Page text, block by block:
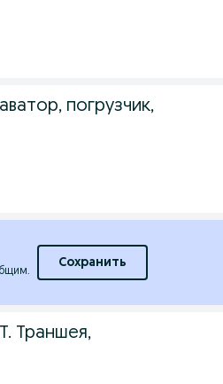
погрузчик,
Сохранить
Траншея,